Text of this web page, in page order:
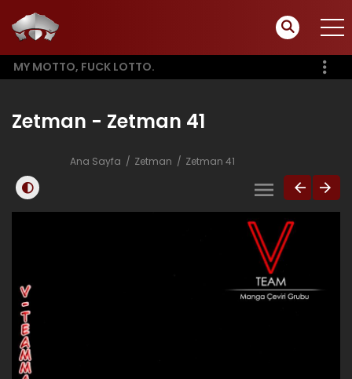
MY MOTTO, FUCK LOTTO.
Zetman - Zetman 41
Ana Sayfa Zetman Zetman 41